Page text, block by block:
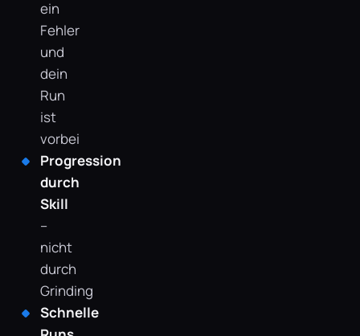
ein
Fehler
und
dein
Run
ist
vorbei
Progression
durch
Skill
–
nicht
durch
Grinding
Schnelle